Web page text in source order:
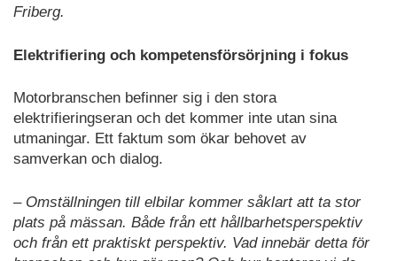
Friberg.
Elektrifiering och kompetensförsörjning i fokus
Motorbranschen befinner sig i den stora
elektrifieringseran och det kommer inte utan sina
utmaningar. Ett faktum som ökar behovet av
samverkan och dialog.
– Omställningen till elbilar kommer såklart att ta stor
plats på mässan. Både från ett hållbarhetsperspektiv
och från ett praktiskt perspektiv. Vad innebär detta för